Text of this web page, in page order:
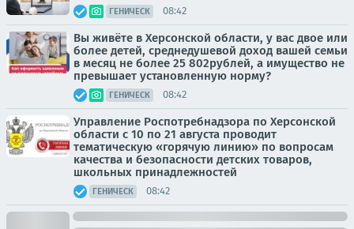
ГЕНИЧЕСК 08:42
Вы живёте в Херсонской области, у вас двое или
более детей, среднедушевой доход вашей семьи
в месяц не более 25 802рублей, а имущество не
превышает установленную норму?
ГЕНИЧЕСК 08:42
Управление Роспотребнадзора по Херсонской
области с 10 по 21 августа проводит
тематическую «горячую линию» по вопросам
качества и безопасности детских товаров,
школьных принадлежностей
ГЕНИЧЕСК 08:42